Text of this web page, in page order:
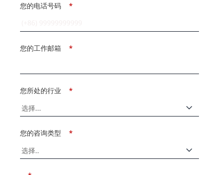
*
您的电话号码
*
您的工作邮箱
*
您所处的行业
*
您的咨询类型